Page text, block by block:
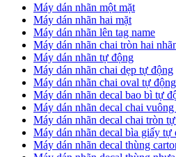
Máy dán nhãn một mặt
Máy dán nhãn hai mặt
Máy dán nhãn lên tag name
Máy dán nhãn chai tròn hai
Máy dán nhãn tự động
Máy dán nhãn chai dẹp tự động
Máy dán nhãn chai oval tự động
Máy dán nhãn decal bao bì tự
Máy dán nhãn decal chai
Máy dán nhãn decal chai tròn
Máy dán nhãn decal bìa giấy tự
Máy dán nhãn decal thùng